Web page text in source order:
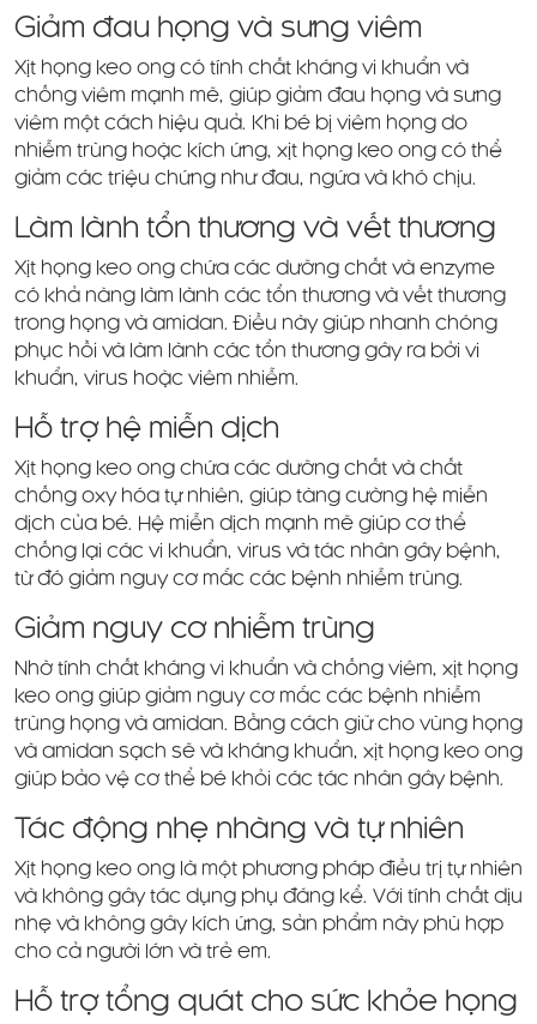
Giảm đau họng và sưng viêm
Xịt họng keo ong có tính chất kháng vi khuẩn và
chống viêm mạnh mẽ, giúp giảm đau họng và sưng
viêm một cách hiệu quả. Khi bé bị viêm họng do
nhiễm trùng hoặc kích ứng, xịt họng keo ong có thể
giảm các triệu chứng như đau, ngứa và khó chịu.
Làm lành tổn thương và vết thương
Xịt họng keo ong chứa các dưỡng chất và enzyme
có khả năng làm lành các tổn thương và vết thương
trong họng và amidan. Điều này giúp nhanh chóng
phục hồi và làm lành các tổn thương gây ra bởi vi
khuẩn, virus hoặc viêm nhiễm.
Hỗ trợ hệ miễn dịch
Xịt họng keo ong chứa các dưỡng chất và chất
chống oxy hóa tự nhiên, giúp tăng cường hệ miễn
dịch của bé. Hệ miễn dịch mạnh mẽ giúp cơ thể
chống lại các vi khuẩn, virus và tác nhân gây bệnh,
từ đó giảm nguy cơ mắc các bệnh nhiễm trùng.
Giảm nguy cơ nhiễm trùng
Nhờ tính chất kháng vi khuẩn và chống viêm, xịt họng
keo ong giúp giảm nguy cơ mắc các bệnh nhiễm
trùng họng và amidan. Bằng cách giữ cho vùng họng
và amidan sạch sẽ và kháng khuẩn, xịt họng keo ong
giúp bảo vệ cơ thể bé khỏi các tác nhân gây bệnh.
Tác động nhẹ nhàng và tự nhiên
Xịt họng keo ong là một phương pháp điều trị tự nhiên
và không gây tác dụng phụ đáng kể. Với tính chất dịu
nhẹ và không gây kích ứng, sản phẩm này phù hợp
cho cả người lớn và trẻ em.
Hỗ trợ tổng quát cho sức khỏe họng